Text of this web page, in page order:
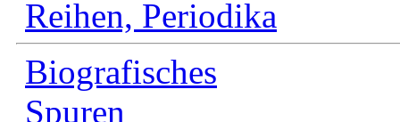
Reihen, Periodika
Biografisches
Spuren